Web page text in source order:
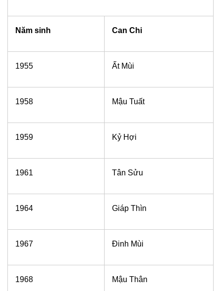
Năm sinh Can Chi
1955 Ất Mùi
1958 Mậu Tuất
1959 Kỷ Hợi
1961 Tân Sửu
1964 Giáp Thìn
1967 Đinh Mùi
1968 Mậu Thân